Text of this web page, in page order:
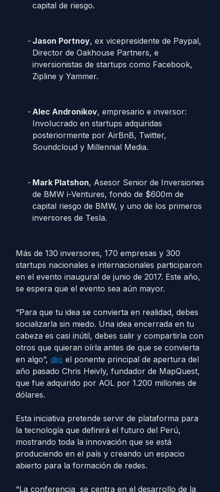
capital de riesgo.
Jason Portnoy, ex vicepresidente de Paypal,
Director de Oakhouse Partners, e
inversionistas de startups como Facebook,
Zipline y Yammer.
Alec Andronikov, empresario e inversor:
Involucrado en startups adquiridas
posteriormente por AirBnB, Twitter,
Soundcloud y Millennial Media.
Mark Platshon, Asesor Senior de Inversiones
de BMW i-Ventures, fondo de $600m de
capital riesgo de BMW, y uno de los primeros
inversores de Tesla.
Más de 130 inversores, 170 empresas y 300
startups nacionales e internacionales participaron
en el evento inaugural de junio de 2017. Este año,
se espera que el evento sea aún mayor.
“Para que tu idea se convierta en realidad, debes
socializarla sin miedo. Una idea encerrada en tu
cabeza es casi inútil, debes salir y compartirla con
otros que quieran oírla antes de que se convierta
en algo”, dijo el ponente principal de apertura del
año pasado Chris Heivly, fundador de MapQuest,
que fue adquirido por AOL por 1.200 millones de
dólares.
Esta iniciativa pretende servir de plataforma para
la tecnología que definirá el futuro del Perú,
mostrando toda la innovación que se está
produciendo en el país y creando un espacio
abierto para la formación de redes.
“La conferencia se centra en el desarrollo de la